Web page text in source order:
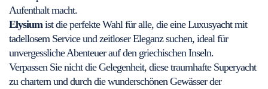
Aufenthalt macht.
Elysiumist die perfekte Wahl für alle, die eine Luxusyacht mit
tadellosem Service und zeitloser Eleganz suchen, ideal für
unvergessliche Abenteuer auf den griechischen Inseln.
Verpassen Sie nicht die Gelegenheit, diese traumhafte Superyacht
zu chartern und durch die wunderschönen Gewässer der